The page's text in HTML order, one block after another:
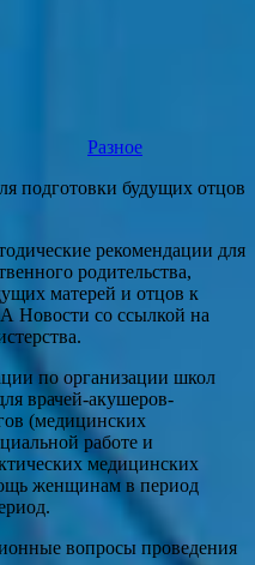
Разное
рекомендации для
родительства,
матерей и отцов к
Новости со ссылкой на
по организации школ
врачей-акушеров-
(медицинских
работе и
медицинских
женщинам в период
вопросы проведения